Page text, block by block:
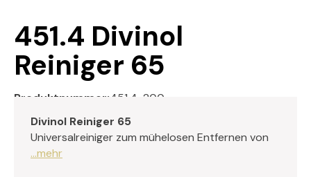
451.4 Divinol
Reiniger 65
Produktnummer: 451.4-200
Divinol Reiniger 65
Universalreiniger zum mühelosen Entfernen von
...mehr